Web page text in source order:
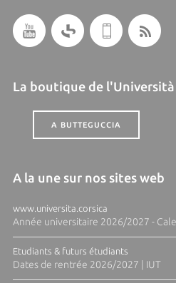
La boutique de l'Università
A BUTTEGUCCIA
A la une sur nos sites web
www.universita.corsica
Année universitaire 2026/2027 -
Etudiants & futurs étudiants
Dates de rentrée 2026/2027 | IUT